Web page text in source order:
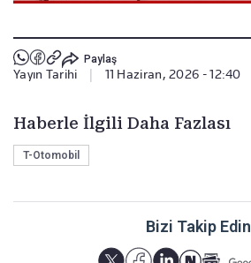
Paylaş
Yayın Tarihi 11 Haziran, 2026 - 12:40
Haberle İlgili Daha Fazlası
T-Otomobil
Bizi Takip Edin